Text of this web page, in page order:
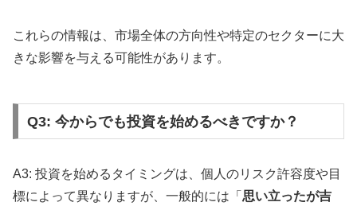
これらの情報は、市場全体の方向性や特定のセクターに大
きな影響を与える可能性があります。
Q3: 今からでも投資を始めるべきですか？
A3: 投資を始めるタイミングは、個人のリスク許容度や目
標によって異なりますが、一般的には「 思い立ったが吉